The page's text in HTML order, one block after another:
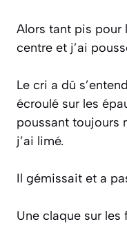
Alors tant pis pour
centre et j’ai
Le cri a dû
écroulé sur les
poussant toujours
j’ai limé.
Il gémissait et a
Une claque sur les